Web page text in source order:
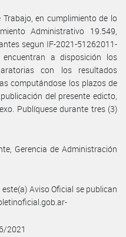
Trabajo, en cumplimiento de lo
Administrativo 19.549,
segun IF-2021-51262011-
encuentran a disposición los
con los resultados
computándose los plazos de
del presente edicto,
Publíquese durante tres (3)
Gerencia de Administración
Aviso Oficial se publican
2021